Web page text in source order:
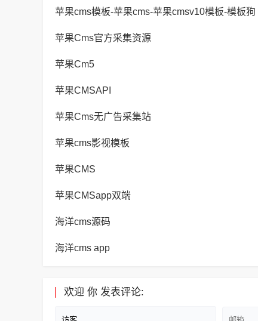
苹果cms模板-苹果cms-苹果cmsv10模板-模板狗
苹果Cms官方采集资源
苹果Cm5
苹果CMSAPI
苹果Cms无广告采集站
苹果cms影视模板
苹果CMS
苹果CMSapp双端
海洋cms源码
海洋cms app
欢迎 你 发表评论: